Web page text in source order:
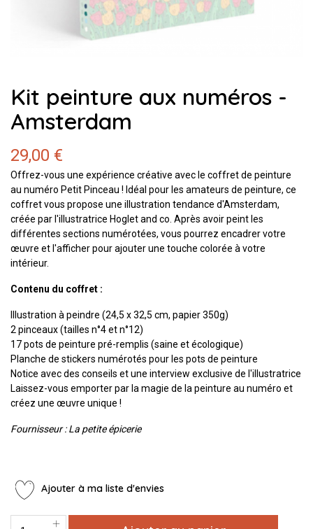
Kit peinture aux numéros -
Amsterdam
29,00 €
Offrez-vous une expérience créative avec le coffret de peinture
au numéro Petit Pinceau ! Idéal pour les amateurs de peinture, ce
coffret vous propose une illustration tendance d'Amsterdam,
créée par l'illustratrice Hoglet and co. Après avoir peint les
différentes sections numérotées, vous pourrez encadrer votre
œuvre et l'afficher pour ajouter une touche colorée à votre
intérieur.
Contenu du coffret :
Illustration à peindre (24,5 x 32,5 cm, papier 350g)
2 pinceaux (tailles n°4 et n°12)
17 pots de peinture pré-remplis (saine et écologique)
Planche de stickers numérotés pour les pots de peinture
Notice avec des conseils et une interview exclusive de l'illustratrice
Laissez-vous emporter par la magie de la peinture au numéro et
créez une œuvre unique !
Fournisseur : La petite épicerie
Ajouter à ma liste d'envies